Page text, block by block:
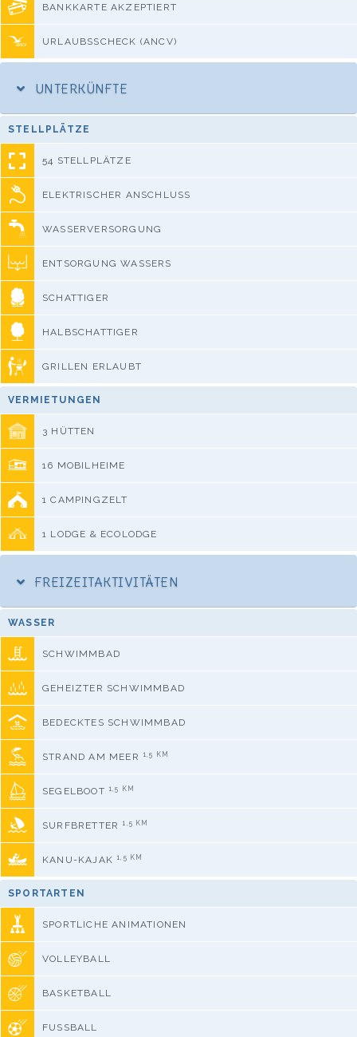
BANKKARTE AKZEPTIERT
URLAUBSSCHECK (ANCV)
UNTERKÜNFTE
STELLPLÄTZE
54 STELLPLÄTZE
ELEKTRISCHER ANSCHLUSS
WASSERVERSORGUNG
ENTSORGUNG WASSERS
SCHATTIGER
HALBSCHATTIGER
GRILLEN ERLAUBT
VERMIETUNGEN
3 HÜTTEN
16 MOBILHEIME
1 CAMPINGZELT
1 LODGE & ECOLODGE
FREIZEITAKTIVITÄTEN
WASSER
SCHWIMMBAD
GEHEIZTER SCHWIMMBAD
BEDECKTES SCHWIMMBAD
STRAND AM MEER 1,5 KM
SEGELBOOT 1,5 KM
SURFBRETTER 1,5 KM
KANU-KAJAK 1,5 KM
SPORTARTEN
SPORTLICHE ANIMATIONEN
VOLLEYBALL
BASKETBALL
FUSSBALL